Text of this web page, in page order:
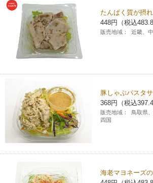
プリペイドサービス
スポーツ振興くじ
保険
学び・教育
スマホプリペイド
レジでApple Accountにチャージ
コインランドリー（店舗限定）
宅配ロッカー（店舗限定）
モバイルバッテリーシェアリング（店舗限
JTB
売上高、店舗数推移
セブン‐イレブンの海外事業
セブン‐イレブンの「商品力」
セブン-イレブンの横顔
セブン-イレブンの歴史
サステナビリティニュース
サステナビリティレポート
English (Services)
中文[繁體字](服務)
简体中文(服务)
한국어(서비스)
ภาษาไทย(บริการ)
たんぱく質が摂
448円（税込
販売地域： 近畿、
豚しゃぶパスタ
368円（税込
販売地域：
鳥取県
四国
海老マヨネーズ